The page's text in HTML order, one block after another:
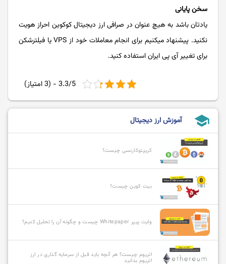
سخن پایانی
یادتان باشد به هیچ عنوان در صرافی ارز دیجیتال کوکوین احراز هویت
نکنید. پیشنهاد میکنیم برای انجام معاملات خود از VPS یا فیلترشکن
برای تغییر آی پی ایران استفاده کنید.
3.3/5 - (3 امتیاز)
school آموزش ارز دیجیتال
کریپتوکارنسی چیست؟
بیت کوین چیست؟
وایت پیپر Whitepaper چیست و چگونه آن را تحلیل کنیم؟
اتریوم چیست؟ هر آنچه باید قبل از سرمایه گذاری در ارز
اتریوم بدانید